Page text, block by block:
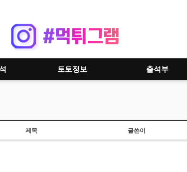
토토정보 출석부
제목 글쓴이